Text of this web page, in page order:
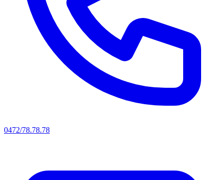
0472/78.78.78